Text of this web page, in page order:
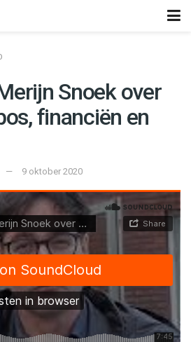
Snoek over
financiën en
9 oktober 2020
over het Schoterbos, financiën en sportclubs